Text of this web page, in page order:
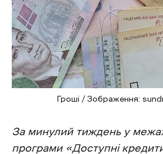
Гроші / Зображення:
За минулий тиждень у
програми «Доступні